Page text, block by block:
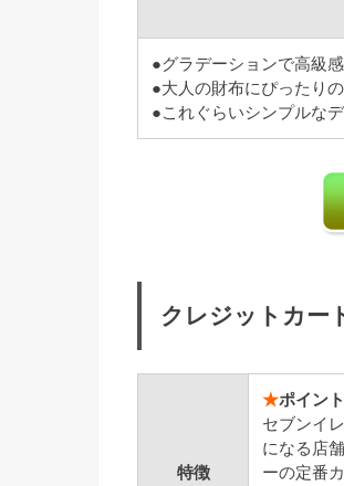
●グラデーションで高級
●大人の財布にぴったり
●これぐらいシンプルな
クレジットカー
特徴
★ポイン
セブンイ
になる店
ーの定番